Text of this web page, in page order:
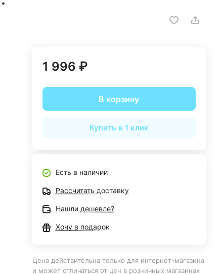
1 996 ₽
В корзину
Купить в 1 клик
Есть в наличии
Рассчитать доставку
Нашли дешевле?
Хочу в подарок
Цена действительна только для интернет-магазина
и может отличаться от цен в розничных магазинах